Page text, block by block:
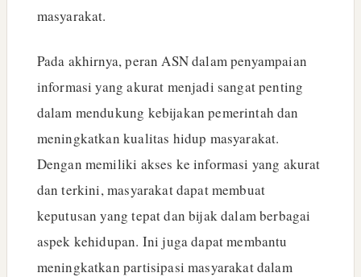
masyarakat.
Pada akhirnya, peran ASN dalam penyampaian
informasi yang akurat menjadi sangat penting
dalam mendukung kebijakan pemerintah dan
meningkatkan kualitas hidup masyarakat.
Dengan memiliki akses ke informasi yang akurat
dan terkini, masyarakat dapat membuat
keputusan yang tepat dan bijak dalam berbagai
aspek kehidupan. Ini juga dapat membantu
meningkatkan partisipasi masyarakat dalam